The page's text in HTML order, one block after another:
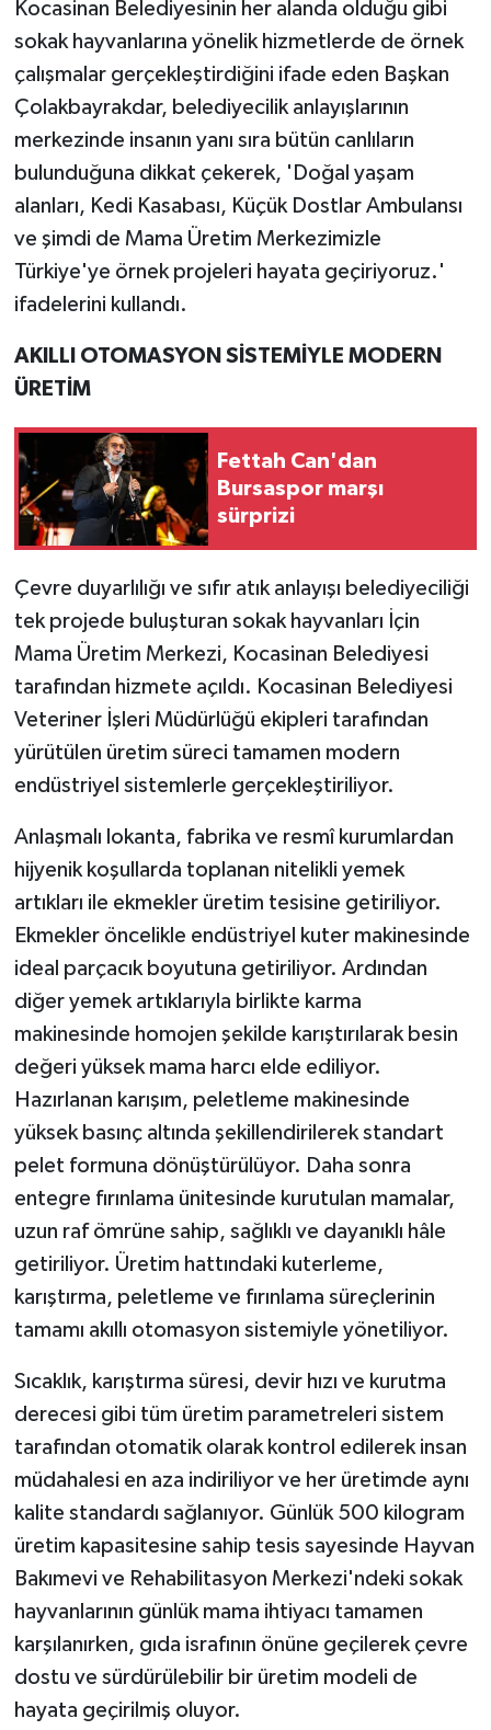
Kocasinan Belediyesinin her alanda olduğu gibi
sokak hayvanlarına yönelik hizmetlerde de örnek
çalışmalar gerçekleştirdiğini ifade eden Başkan
Çolakbayrakdar, belediyecilik anlayışlarının
merkezinde insanın yanı sıra bütün canlıların
bulunduğuna dikkat çekerek, 'Doğal yaşam
alanları, Kedi Kasabası, Küçük Dostlar Ambulansı
ve şimdi de Mama Üretim Merkezimizle
Türkiye'ye örnek projeleri hayata geçiriyoruz.'
ifadelerini kullandı.
AKILLI OTOMASYON SİSTEMİYLE MODERN
ÜRETİM
Fettah Can'dan
Bursaspor marşı
sürprizi
Çevre duyarlılığı ve sıfır atık anlayışı belediyeciliği
tek projede buluşturan sokak hayvanları İçin
Mama Üretim Merkezi, Kocasinan Belediyesi
tarafından hizmete açıldı. Kocasinan Belediyesi
Veteriner İşleri Müdürlüğü ekipleri tarafından
yürütülen üretim süreci tamamen modern
endüstriyel sistemlerle gerçekleştiriliyor.
Anlaşmalı lokanta, fabrika ve resmî kurumlardan
hijyenik koşullarda toplanan nitelikli yemek
artıkları ile ekmekler üretim tesisine getiriliyor.
Ekmekler öncelikle endüstriyel kuter makinesinde
ideal parçacık boyutuna getiriliyor. Ardından
diğer yemek artıklarıyla birlikte karma
makinesinde homojen şekilde karıştırılarak besin
değeri yüksek mama harcı elde ediliyor.
Hazırlanan karışım, peletleme makinesinde
yüksek basınç altında şekillendirilerek standart
pelet formuna dönüştürülüyor. Daha sonra
entegre fırınlama ünitesinde kurutulan mamalar,
uzun raf ömrüne sahip, sağlıklı ve dayanıklı hâle
getiriliyor. Üretim hattındaki kuterleme,
karıştırma, peletleme ve fırınlama süreçlerinin
tamamı akıllı otomasyon sistemiyle yönetiliyor.
Sıcaklık, karıştırma süresi, devir hızı ve kurutma
derecesi gibi tüm üretim parametreleri sistem
tarafından otomatik olarak kontrol edilerek insan
müdahalesi en aza indiriliyor ve her üretimde aynı
kalite standardı sağlanıyor. Günlük 500 kilogram
üretim kapasitesine sahip tesis sayesinde Hayvan
Bakımevi ve Rehabilitasyon Merkezi'ndeki sokak
hayvanlarının günlük mama ihtiyacı tamamen
karşılanırken, gıda israfının önüne geçilerek çevre
dostu ve sürdürülebilir bir üretim modeli de
hayata geçirilmiş oluyor.